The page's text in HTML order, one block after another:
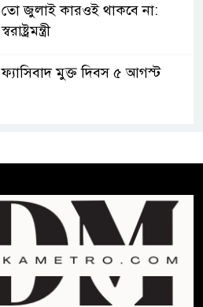
তো জুলাই কারওই থাকবে না:
স্বরাষ্ট্রমন্ত্রী
ফ্যাসিবাদ মুক্ত দিবস ৫ আগস্ট
ব্যবস্থা নিবে সরকার : প্রধানমন্ত্রীর
বাংলাদেশে বিনিয়োগ ও দক্ষ শ্রমিক
নিতে আগ্রহী সৌদি আরব
ব্রাজিলের ফুটবলারকে গুলি করে